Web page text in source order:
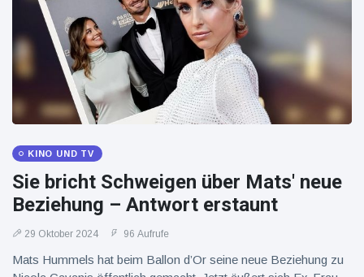
KINO UND TV
Sie bricht Schweigen über Mats' neue
Beziehung – Antwort erstaunt
29 Oktober 2024 96 Aufrufe
Mats Hummels hat beim Ballon d’Or seine neue Beziehung zu